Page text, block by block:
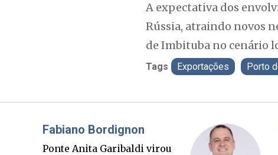
A expectativa dos
Rússia, atraindo novos
de Imbituba no cenário
Tags Exportações Porto
Misael Elias
O Boato corre mais rápido